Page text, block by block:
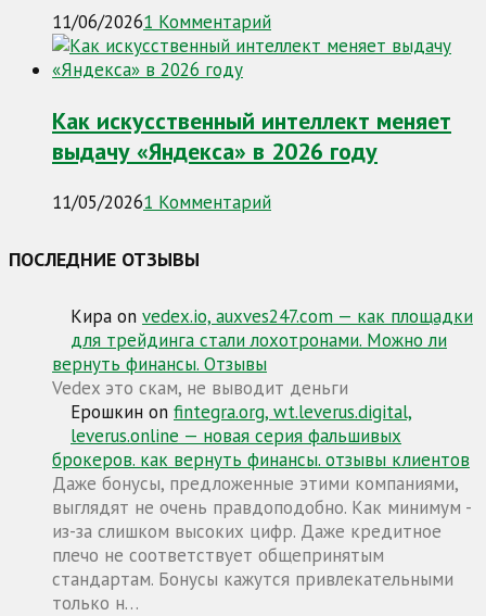
11/06/20261 Комментарий
Как искусственный интеллект меняет
выдачу «Яндекса» в 2026 году
11/05/20261 Комментарий
ПОСЛЕДНИЕ ОТЗЫВЫ
Кира on vedex.io, auxves247.com — как площадки
для трейдинга стали лохотронами. Можно ли
вернуть финансы. Отзывы
Vedex это скам, не выводит деньги
Ерошкин on fintegra.org, wt.leverus.digital,
leverus.online — новая серия фальшивых
брокеров. как вернуть финансы. отзывы клиентов
Даже бонусы, предложенные этими компаниями,
выглядят не очень правдоподобно. Как минимум -
из-за слишком высоких цифр. Даже кредитное
плечо не соответствует общепринятым
стандартам. Бонусы кажутся привлекательными
только н…